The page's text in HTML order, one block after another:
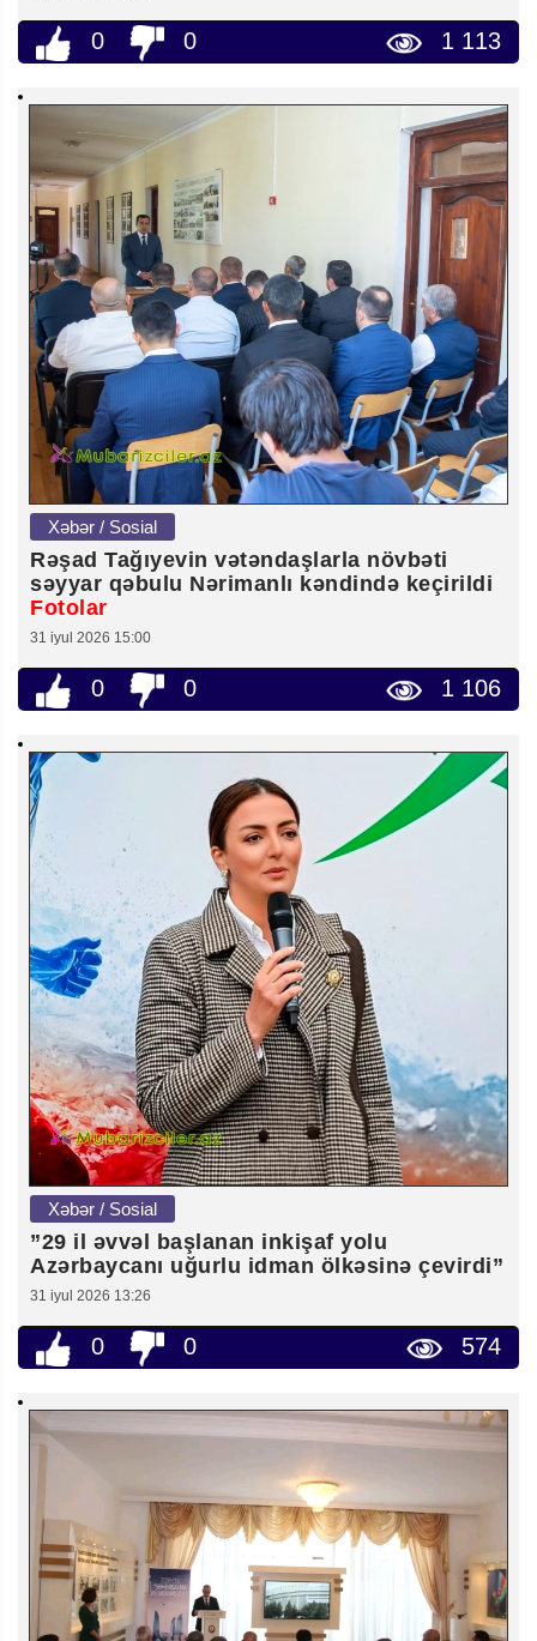
0 0 1 113
Xəbər / Sosial
Rəşad Tağıyevin vətəndaşlarla növbəti
səyyar qəbulu Nərimanlı kəndində keçirildi
Fotolar
31 iyul 2026 15:00
0 0 1 106
Xəbər / Sosial
”29 il əvvəl başlanan inkişaf yolu
Azərbaycanı uğurlu idman ölkəsinə çevirdi”
31 iyul 2026 13:26
0 0 574